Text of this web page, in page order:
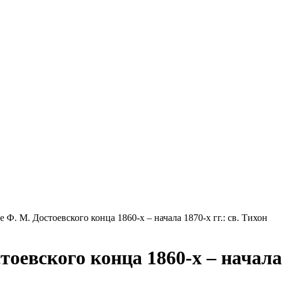
Ф. М. Достоевского конца 1860-х – начала 1870-х гг.: св. Тихон
конца 1860-х – начала